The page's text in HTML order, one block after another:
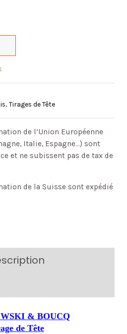
, Tirages de Tête
de l’Union Européenne
Italie, Espagne…) sont
et ne subissent pas de tax de
de la Suisse sont expédié
& BOUCQ
de Tête